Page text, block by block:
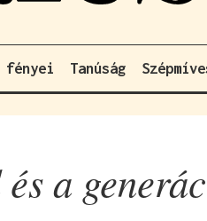
fényei Tanúság
a